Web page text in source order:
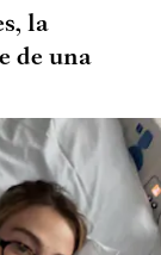
la
de una